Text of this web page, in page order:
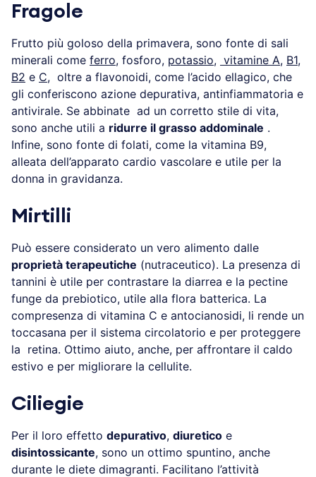
Fragole
Frutto più goloso della primavera, sono fonte di sali
minerali come ferro, fosforo, potassio, vitamine A, B1,
B2 e C, oltre a flavonoidi, come l’acido ellagico, che
gli conferiscono azione depurativa, antinfiammatoria e
antivirale. Se abbinate ad un corretto stile di vita,
sono anche utili a ridurre il grasso addominale .
Infine, sono fonte di folati, come la vitamina B9,
alleata dell’apparato cardio vascolare e utile per la
donna in gravidanza.
Mirtilli
Può essere considerato un vero alimento dalle
proprietà terapeutiche (nutraceutico). La presenza di
tannini è utile per contrastare la diarrea e la pectine
funge da prebiotico, utile alla flora batterica. La
compresenza di vitamina C e antocianosidi, li rende un
toccasana per il sistema circolatorio e per proteggere
la retina. Ottimo aiuto, anche, per affrontare il caldo
estivo e per migliorare la cellulite.
Ciliegie
Per il loro effetto depurativo, diuretico e
disintossicante, sono un ottimo spuntino, anche
durante le diete dimagranti. Facilitano l’attività